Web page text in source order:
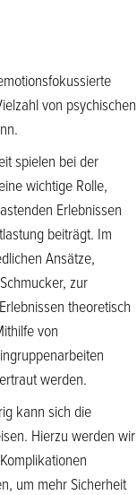
von psychischen
spielen bei der
wichtige Rolle,
Erlebnissen
beiträgt. Im
Ansätze,
zur
theoretisch
von
werden.
kann sich die
Hierzu werden wir
um mehr Sicherheit